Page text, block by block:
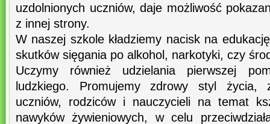
uzdolnionych uczniów, daje możliwość
z innej strony.
W naszej szkole kładziemy nacisk na
skutków sięgania po alkohol, narkotyki, czy
Uczymy również udzielania pierwszej
ludzkiego. Promujemy zdrowy styl życia,
uczniów, rodziców i nauczycieli na temat
nawyków żywieniowych, w celu